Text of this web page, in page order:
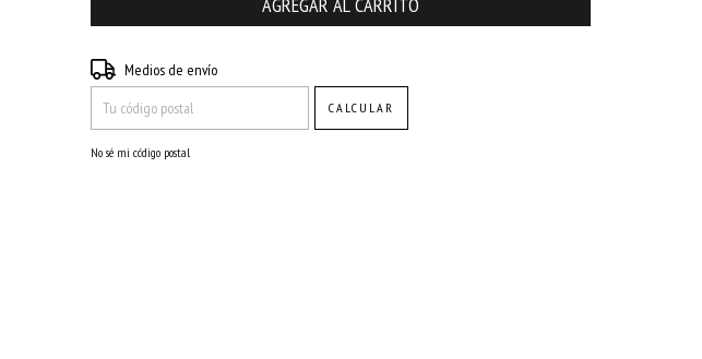
Entregas para el CP:
Medios de envío
CALCULAR
No sé mi código postal